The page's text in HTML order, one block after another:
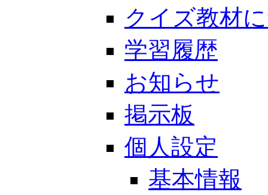
クイズ教材
学習履歴
お知らせ
掲示板
個人設定
基本情報